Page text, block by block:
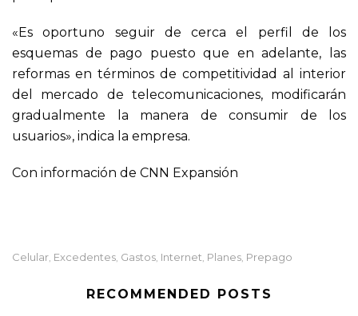
«Es oportuno seguir de cerca el perfil de los
esquemas de pago puesto que en adelante, las
reformas en términos de competitividad al interior
del mercado de telecomunicaciones, modificarán
gradualmente la manera de consumir de los
usuarios», indica la empresa.
Con información de CNN Expansión
Celular Excedentes Gastos Internet Planes Prepago
RECOMMENDED POSTS